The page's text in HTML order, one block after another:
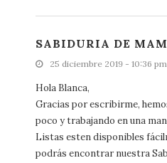
SABIDURIA DE
25 diciembre 2019 - 10:36 pm
Hola Blanca,
Gracias por escribirme,
poco y trabajando en una
Listas esten disponibles
podrás encontrar nuestra